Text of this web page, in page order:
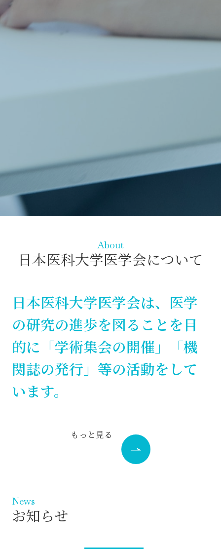
About
日本医科大学医学会について
日本医科大学医学会は、医学
の研究の進歩を図ることを目
的に 「学術集会の開催」「機
関誌の発行」等の活動をして
います。
もっと見る
News
お知らせ